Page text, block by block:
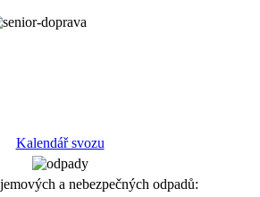
Kalendář svozu
a nebezpečných odpadů: